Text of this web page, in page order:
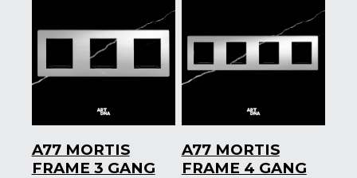
A77 MORTIS
FRAME 3 GANG
A77 MORTIS
FRAME 4 GANG